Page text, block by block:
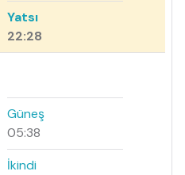
Yatsı
22:28
Güneş
05:38
İkindi